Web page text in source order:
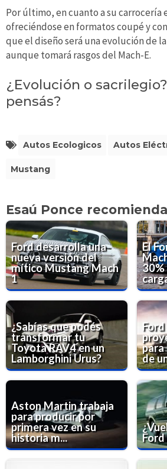
Por último, en cuanto a su carrocería
ofreciéndose en formatos coupé y
que el diseño será una evolución de
aunque tomará rasgos del Mach-E.
¿Evolución o
pensás?
Autos Ecologicos Autos
Mustang
Esaú Ponce recomienda
Ford desarrolla una
nueva versión del
mítico Mustang Mach
1
El
30%
¿Sabías que podés
transformar tu
Toyota RAV4 en un
Lamborghini Urus?
para
de
Aston Martin trabaja
para producir por
primera vez en su
historia m...
Ford